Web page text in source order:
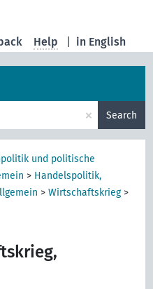
in English
Help
× Search
und politische
> Handelspolitik,
>Wirtschaftskrieg>